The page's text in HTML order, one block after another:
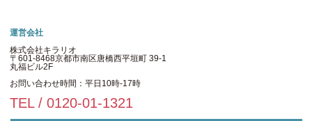
運営会社
株式会社キラリオ
〒601-8468京都市南区唐橋西平垣町 39-1
丸福ビル2F
お問い合わせ時間：平日10時-17時
TEL / 0120-01-1321